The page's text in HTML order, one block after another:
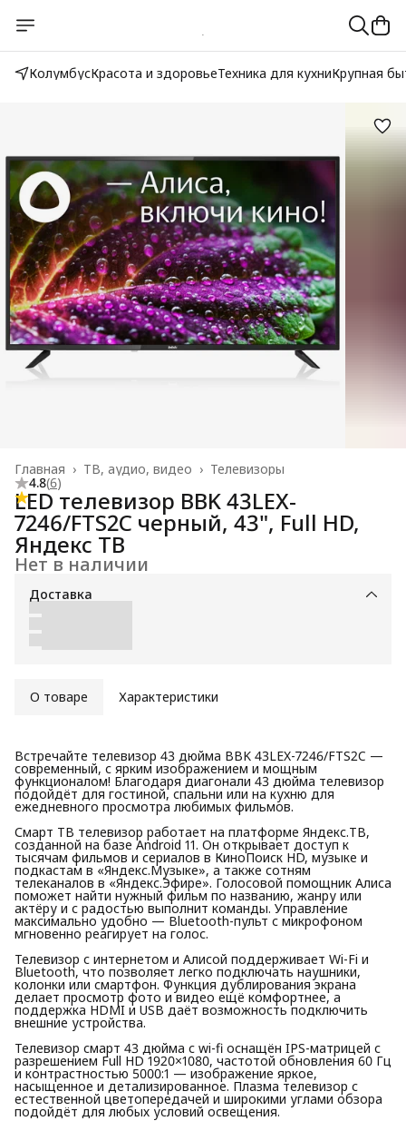
КолумбусКрасота и здоровьеТехника для кухниКрупная
Телевизоры
ТВ, аудио, видео ›
Главная ›
4.8(6)
LED телевизор BBK 43LEX-
7246/FTS2C черный, 43", Full HD,
Яндекс ТВ
Нет в наличии
Доставка
О товаре Характеристики
Встречайте телевизор 43 дюйма BBK 43LEX-7246/FTS2C —
современный, с ярким изображением и мощным
функционалом! Благодаря диагонали 43 дюйма телевизор
подойдёт для гостиной, спальни или на кухню для
ежедневного просмотра любимых фильмов.
Смарт ТВ телевизор работает на платформе Яндекс.ТВ,
созданной на базе Android 11. Он открывает доступ к
тысячам фильмов и сериалов в КиноПоиск HD, музыке и
подкастам в «Яндекс.Музыке», а также сотням
телеканалов в «Яндекс.Эфире». Голосовой помощник Алиса
поможет найти нужный фильм по названию, жанру или
актёру и с радостью выполнит команды. Управление
максимально удобно — Bluetooth-пульт с микрофоном
мгновенно реагирует на голос.
Телевизор с интернетом и Алисой поддерживает Wi-Fi и
Bluetooth, что позволяет легко подключать наушники,
колонки или смартфон. Функция дублирования экрана
делает просмотр фото и видео ещё комфортнее, а
поддержка HDMI и USB даёт возможность подключить
внешние устройства.
Телевизор смарт 43 дюйма с wi-fi оснащён IPS-матрицей с
разрешением Full HD 1920×1080, частотой обновления 60 Гц
и контрастностью 5000:1 — изображение яркое,
насыщенное и детализированное. Плазма телевизор с
естественной цветопередачей и широкими углами обзора
подойдёт для любых условий освещения.